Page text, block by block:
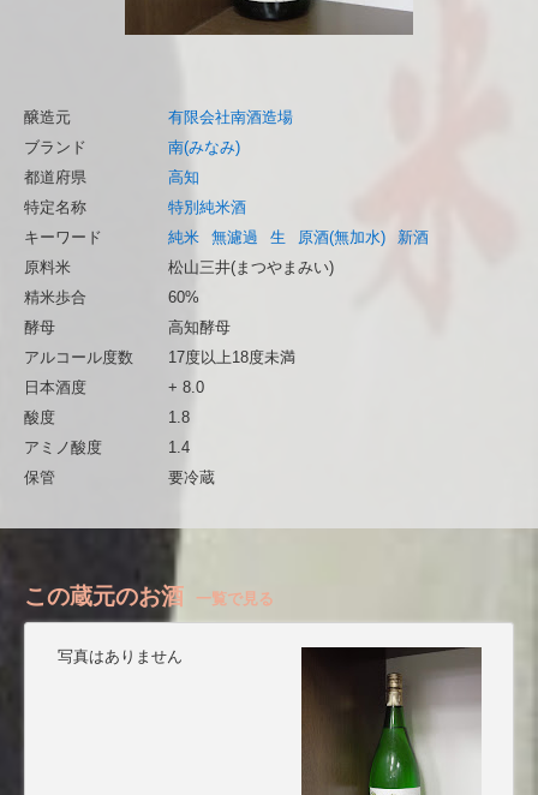
醸造元
有限会社南酒造場
ブランド
南(みなみ)
都道府県
高知
特定名称
特別純米酒
キーワード
純米 無濾過 生 原酒(無加水)
新酒
原料米
松山三井(まつやまみい)
精米歩合
60%
酵母
高知酵母
アルコール度数
17度以上18度未満
日本酒度
+ 8.0
酸度
1.8
アミノ酸度
1.4
保管
要冷蔵
この蔵元のお酒 一覧で見る
写真はありません